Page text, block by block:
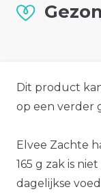
Dit product
op een verder
Elvee Zachte
165 g zak is
dagelijkse